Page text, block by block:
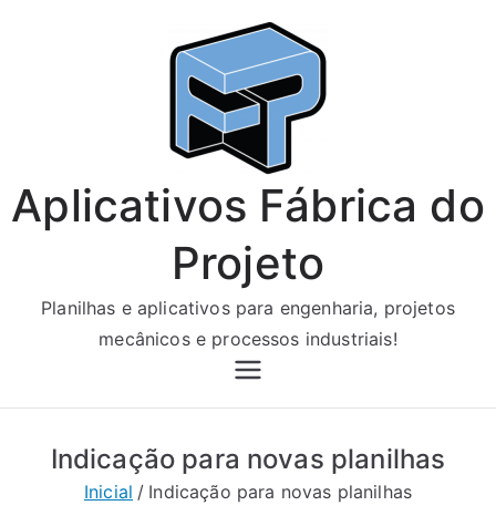
Aplicativos Fábrica do
Projeto
Planilhas e aplicativos para engenharia, projetos
mecânicos e processos industriais!
Indicação para novas planilhas
Inicial Indicação para novas planilhas